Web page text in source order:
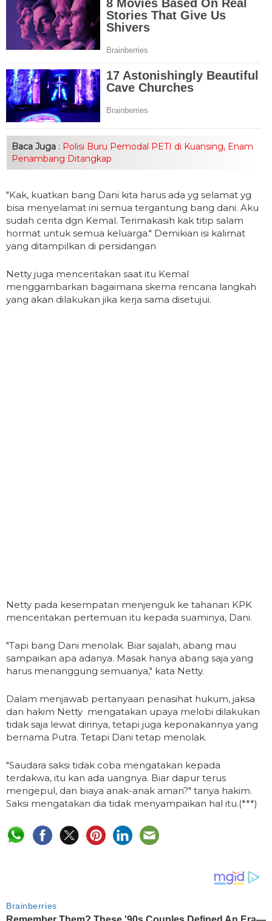
Baca Juga : Polisi Buru Pemodal PETI di Kuansing, Enam
Penambang Ditangkap
"Kak, kuatkan bang Dani kita harus ada yg selamat yg
bisa menyelamat ini semua tergantung bang dani. Aku
sudah cerita dgn Kemal. Terimakasih kak titip salam
hormat untuk semua keluarga." Demikian isi kalimat
yang ditampilkan di persidangan
Netty juga menceritakan saat itu Kemal
menggambarkan bagaimana skema rencana langkah
yang akan dilakukan jika kerja sama disetujui.
Netty pada kesempatan menjenguk ke tahanan KPK
menceritakan pertemuan itu kepada suaminya, Dani.
"Tapi bang Dani menolak. Biar sajalah, abang mau
sampaikan apa adanya. Masak hanya abang saja yang
harus menanggung semuanya," kata Netty.
Dalam menjawab pertanyaan penasihat hukum, jaksa
dan hakim Netty mengatakan upaya melobi dilakukan
tidak saja lewat dirinya, tetapi juga keponakannya yang
bernama Putra. Tetapi Dani tetap menolak.
"Saudara saksi tidak coba mengatakan kepada
terdakwa, itu kan ada uangnya. Biar dapur terus
mengepul, dan biaya anak-anak aman?" tanya hakim.
Saksi mengatakan dia tidak menyampaikan hal itu.(***)